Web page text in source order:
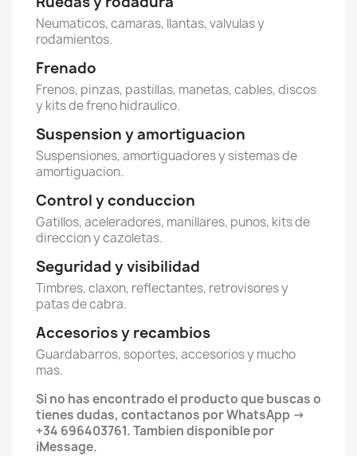
Neumaticos, camaras, llantas, valvulas y
rodamientos.
Frenado
Frenos, pinzas, pastillas, manetas, cables, discos
y kits de freno hidraulico.
Suspension y amortiguacion
Suspensiones, amortiguadores y sistemas de
amortiguacion.
Control y conduccion
Gatillos, aceleradores, manillares, punos, kits de
direccion y cazoletas.
Seguridad y visibilidad
Timbres, claxon, reflectantes, retrovisores y
patas de cabra.
Accesorios y recambios
Guardabarros, soportes, accesorios y mucho
mas.
Si no has encontrado el producto que buscas o
tienes dudas, contactanos por WhatsApp ->
+34 696403761. Tambien disponible por
iMessage.